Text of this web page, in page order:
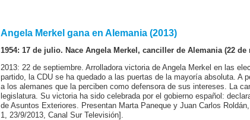
Angela Merkel gana en Alemania (2013)
1954: 17 de julio. Nace Angela Merkel, canciller de Alemania (22
2013: 22 de septiembre. Arrolladora victoria de Angela Merkel en las
partido, la CDU se ha quedado a las puertas de la mayoría absoluta. A
a los alemanes que la perciben como defensora de sus intereses. La
legislatura. Su victoria ha sido celebrada por el gobierno español:
de Asuntos Exteriores. Presentan Marta Paneque y Juan Carlos
1, 23/9/2013, Canal Sur Televisión].